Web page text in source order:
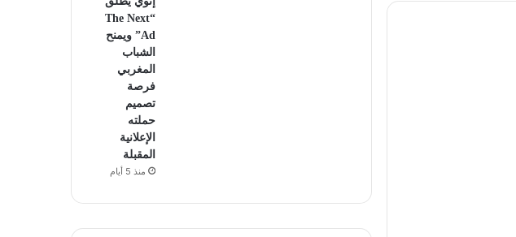
“The Next
Ad” ويمنح
الشباب
المغربي
فرصة
تصميم
حملته
الإعلانية
المقبلة
منذ 5 أيام